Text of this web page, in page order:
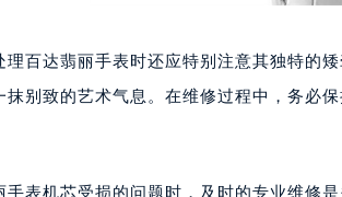
市江汉区解放大道686号世界贸易大厦38
市青秀区金湖路59号地王大厦12楼1224室
市南区山东路6号华润大厦B座22层04室（
理百达翡丽手表时还应特别注意其独特的
抹别致的艺术气息。在维修过程中，务必
手表机芯受损的问题时，及时的专业维修